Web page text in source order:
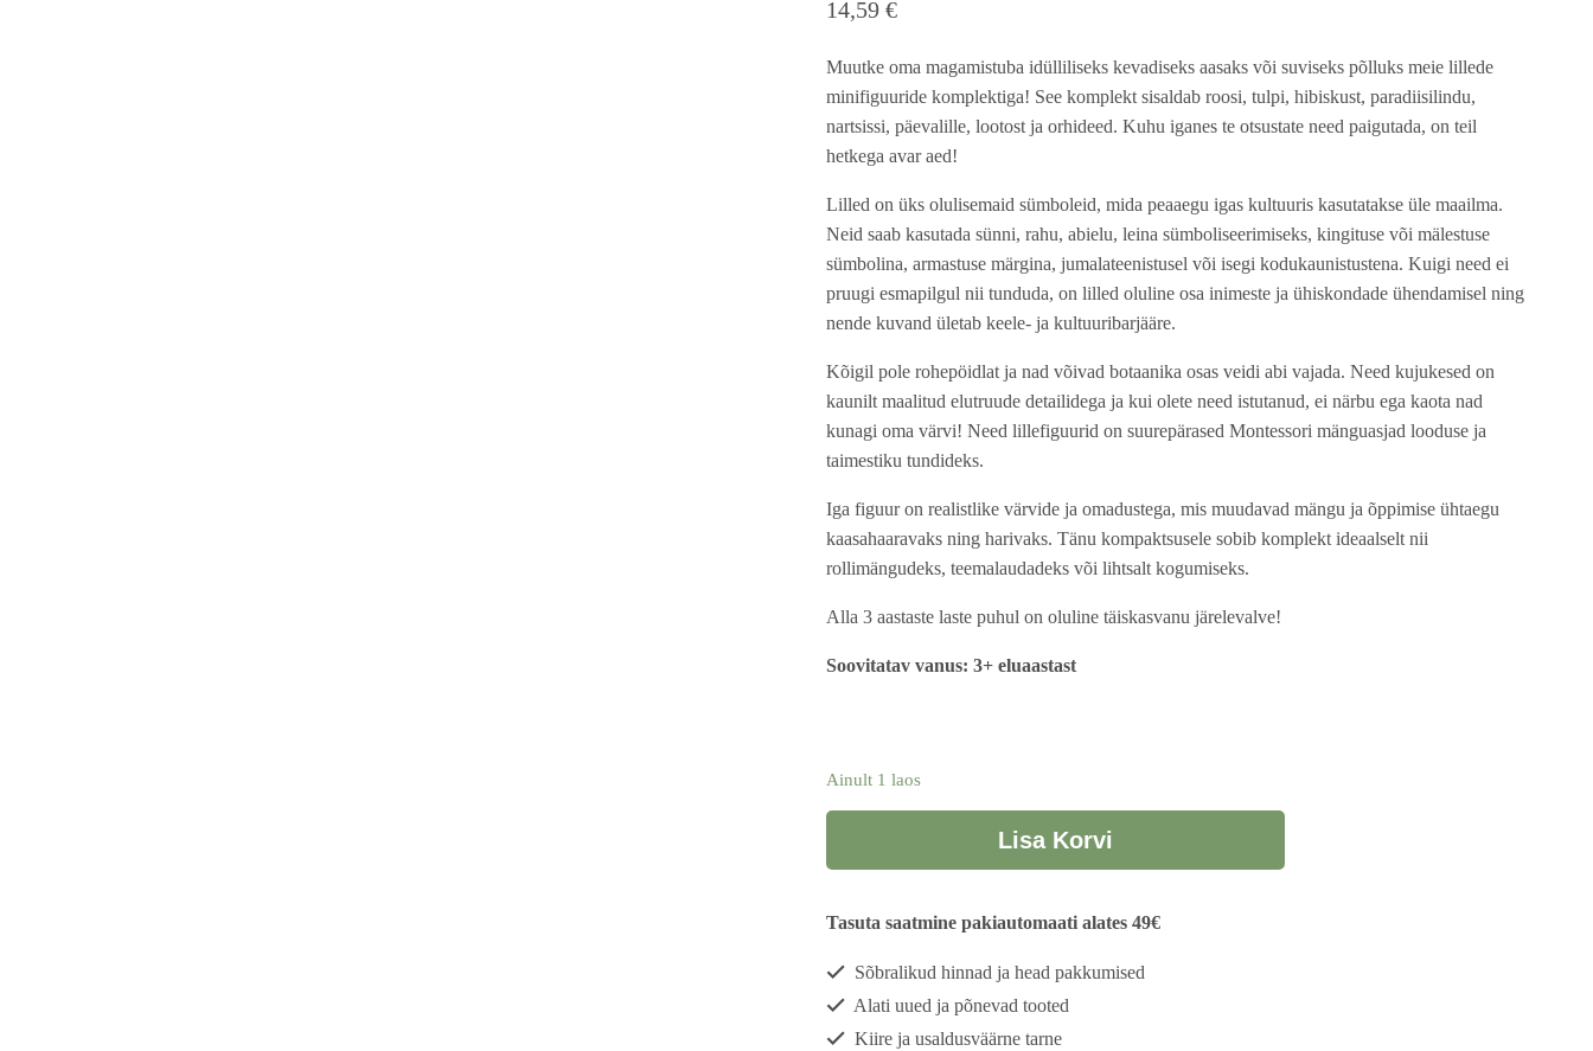
14,59 €
Muutke oma magamistuba idülliliseks kevadiseks aasaks või suviseks põlluks meie lillede
minifiguuride komplektiga! See komplekt sisaldab roosi, tulpi, hibiskust, paradiisilindu,
nartsissi, päevalille, lootost ja orhideed. Kuhu iganes te otsustate need paigutada, on teil
hetkega avar aed!
Lilled on üks olulisemaid sümboleid, mida peaaegu igas kultuuris kasutatakse üle maailma.
Neid saab kasutada sünni, rahu, abielu, leina sümboliseerimiseks, kingituse või mälestuse
sümbolina, armastuse märgina, jumalateenistusel või isegi kodukaunistustena. Kuigi need ei
pruugi esmapilgul nii tunduda, on lilled oluline osa inimeste ja ühiskondade ühendamisel ning
nende kuvand ületab keele- ja kultuuribarjääre.
Kõigil pole rohepöidlat ja nad võivad botaanika osas veidi abi vajada. Need kujukesed on
kaunilt maalitud elutruude detailidega ja kui olete need istutanud, ei närbu ega kaota nad
kunagi oma värvi! Need lillefiguurid on suurepärased Montessori mänguasjad looduse ja
taimestiku tundideks.
Iga figuur on realistlike värvide ja omadustega, mis muudavad mängu ja õppimise ühtaegu
kaasahaaravaks ning harivaks. Tänu kompaktsusele sobib komplekt ideaalselt nii
rollimängudeks, teemalaudadeks või lihtsalt kogumiseks.
Alla 3 aastaste laste puhul on oluline täiskasvanu järelevalve!
Soovitatav vanus: 3+ eluaastast
Ainult 1 laos
kogus
Lisa Korvi
Tasuta saatmine pakiautomaati alates 49€
Sõbralikud hinnad ja head pakkumised
Alati uued ja põnevad tooted
Kiire ja usaldusväärne tarne